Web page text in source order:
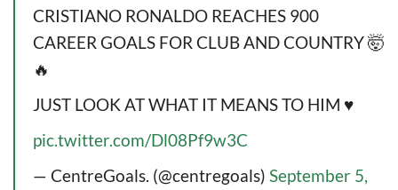
CRISTIANO RONALDO REACHES 900
CAREER GOALS FOR CLUB AND COUNTRY 🤯
🔥
JUST LOOK AT WHAT IT MEANS TO HIM ♥️
pic.twitter.com/Dl08Pf9w3C
— CentreGoals. (@centregoals) September 5,